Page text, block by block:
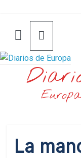
contenido
La